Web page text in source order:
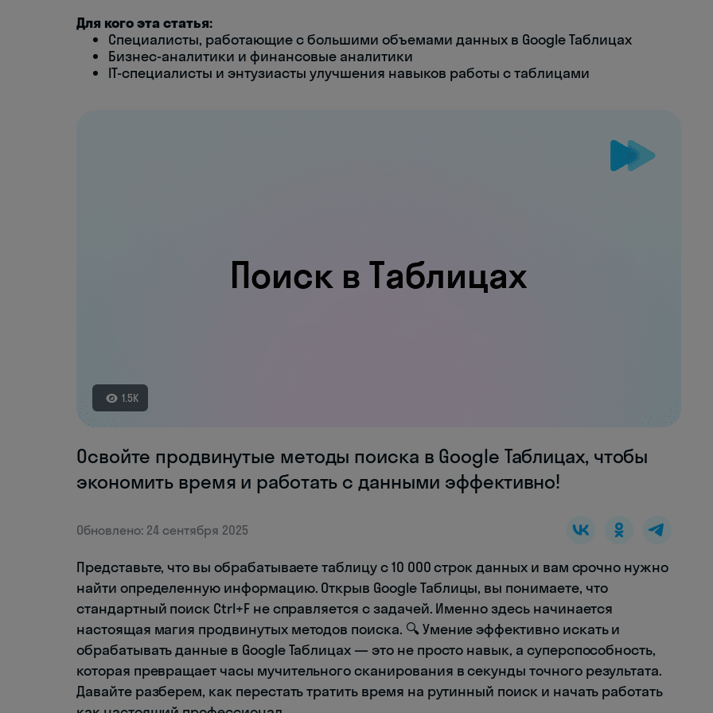
Для кого эта статья:
Специалисты, работающие с большими объемами данных в Google Таблицах
Бизнес-аналитики и финансовые аналитики
IT-специалисты и энтузиасты улучшения навыков работы с таблицами
1.5K
Освойте продвинутые методы поиска в Google Таблицах, чтобы
экономить время и работать с данными эффективно!
Обновлено: 24 сентября 2025
Представьте, что вы обрабатываете таблицу с 10 000 строк данных и вам срочно нужно
найти определенную информацию. Открыв Google Таблицы, вы понимаете, что
стандартный поиск Ctrl+F не справляется с задачей. Именно здесь начинается
настоящая магия продвинутых методов поиска. 🔍 Умение эффективно искать и
обрабатывать данные в Google Таблицах — это не просто навык, а суперспособность,
которая превращает часы мучительного сканирования в секунды точного результата.
Давайте разберем, как перестать тратить время на рутинный поиск и начать работать